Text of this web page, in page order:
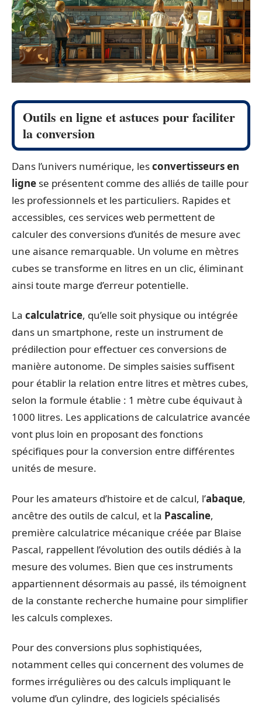
Outils en ligne et astuces pour faciliter
la conversion
Dans l’univers numérique, lesconvertisseurs en
ligne se présentent comme des alliés de taille pour
les professionnels et les particuliers. Rapides et
accessibles, ces services web permettent de
calculer des conversions d’unités de mesure avec
une aisance remarquable. Un volume en mètres
cubes se transforme en litres en un clic, éliminant
ainsi toute marge d’erreur potentielle.
La calculatrice, qu’elle soit physique ou intégrée
dans un smartphone, reste un instrument de
prédilection pour effectuer ces conversions de
manière autonome. De simples saisies suffisent
pour établir la relation entre litres et mètres cubes,
selon la formule établie : 1 mètre cube équivaut à
1000 litres. Les applications de calculatrice avancée
vont plus loin en proposant des fonctions
spécifiques pour la conversion entre différentes
unités de mesure.
Pour les amateurs d’histoire et de calcul, l’abaque,
ancêtre des outils de calcul, et la Pascaline,
première calculatrice mécanique créée par Blaise
Pascal, rappellent l’évolution des outils dédiés à la
mesure des volumes. Bien que ces instruments
appartiennent désormais au passé, ils témoignent
de la constante recherche humaine pour simplifier
les calculs complexes.
Pour des conversions plus sophistiquées,
notamment celles qui concernent des volumes de
formes irrégulières ou des calculs impliquant le
volume d’un cylindre, des logiciels spécialisés